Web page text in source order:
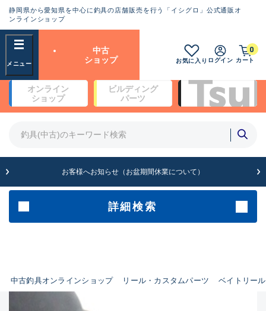
静岡県から愛知県を中心に釣具の店舗販売を行う「イシグロ」公式通販オ
ンラインショップ
中古
ショップ
お気に入り ログイン カート
0
オンライン
ショップ
ビルディング
パーツ
お客様へお知らせ（お盆期間休業について）
詳細検索
中古釣具オンラインショップ リール・カスタムパーツ ベイトリール
フリーワード
商品カテゴリ
竿・ルアーロッド(64262)
その他・雑品(1061)
イシグロフレスポ鈴鹿店
ランクとは？
良
SA
新古品（メーカー問屋から仕
入れた未使用品）
※店頭展示時の置き傷が付いている
ものも含む
傷が極めて少ない極上品
B